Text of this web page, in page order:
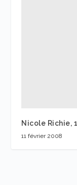
Nicole Richie,
11 février 2008